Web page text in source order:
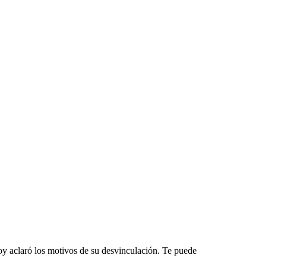
aclaró los motivos de su desvinculación. Te puede